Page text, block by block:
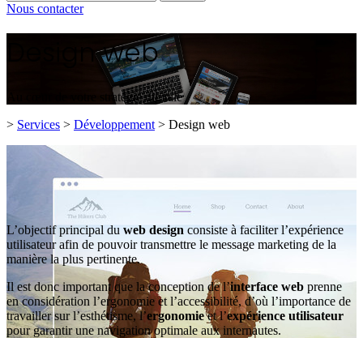
Nous contacter
Design web
Au cœur de votre stratégie digitale
> Services > Développement > Design web
L’objectif principal du web design consiste à faciliter l’expérience
utilisateur afin de pouvoir transmettre le message marketing de la
manière la plus pertinente.
Il est donc important que la conception de l’interface web prenne
en considération l’ergonomie et l’accessibilité, d’où l’importance de
travailler sur l’esthétisme, l’ergonomieet l’expérience utilisateur
pour garantir une navigation optimale aux internautes.